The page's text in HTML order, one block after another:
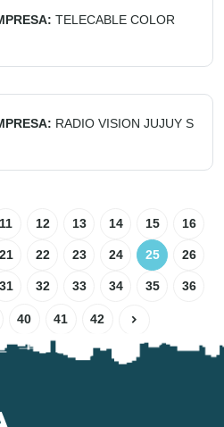
TELECABLE COLOR
RADIO VISION JUJUY S
11 12 13 14 15 16
21 22 23 24 25 26
31 32 33 34 35 36
40 41 42